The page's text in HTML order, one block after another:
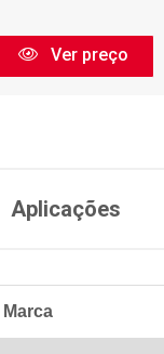
Ver preço
Aplicações
Marca